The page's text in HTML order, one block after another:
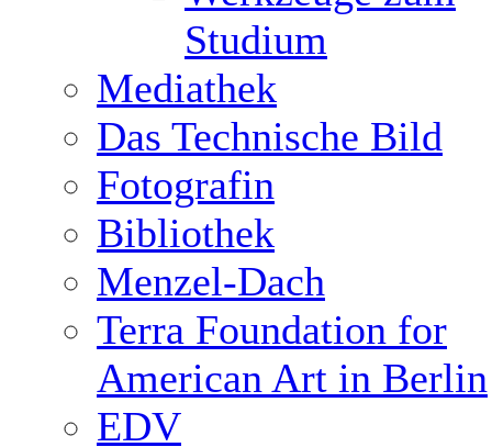
Studium
Mediathek
Das Technische Bild
Fotografin
Bibliothek
Menzel-Dach
Terra Foundation for
American Art in Berlin
EDV